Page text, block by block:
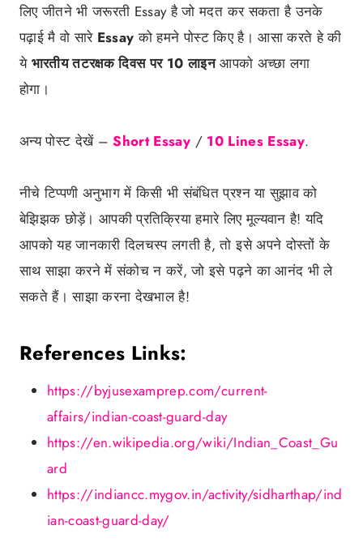
लिए जीतने भी जरूरती Essay है जो मदत कर सकता है उनके
पढ़ाई मै वो सारे Essayको हमने पोस्ट किए है। आसा करते हे की
ये भारतीय तटरक्षक दिवस पर 10 लाइनआपको अच्छा लगा
होगा।
अन्य पोस्ट देखें –Short Essay / 10 Lines Essay.
नीचे टिप्पणी अनुभाग में किसी भी संबंधित प्रश्न या सुझाव को
बेझिझक छोड़ें। आपकी प्रतिक्रिया हमारे लिए मूल्यवान है! यदि
आपको यह जानकारी दिलचस्प लगती है, तो इसे अपने दोस्तों के
साथ साझा करने में संकोच न करें, जो इसे पढ़ने का आनंद भी ले
सकते हैं। साझा करना देखभाल है!
References Links:
https://byjusexamprep.com/current-
affairs/indian-coast-guard-day
https://en.wikipedia.org/wiki/Indian_Coast_Gu
ard
https://indiancc.mygov.in/activity/sidharthap/ind
ian-coast-guard-day/